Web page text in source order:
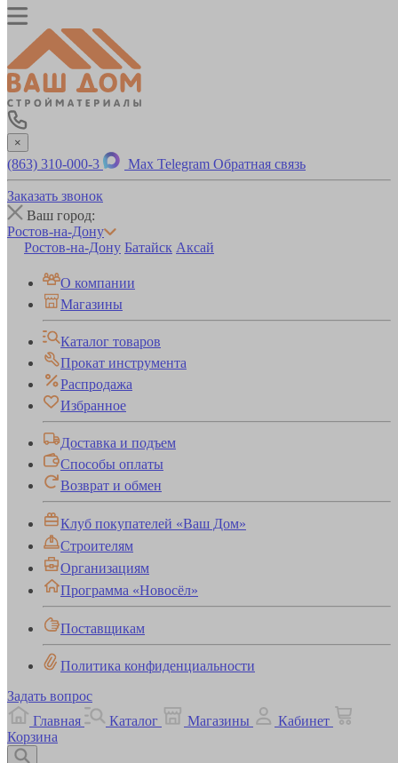
×
(863) 310-000-3 Max Telegram Обратная связь
Заказать звонок
Ваш город:
Ростов-на-Дону
Ростов-на-Дону Батайск Аксай
О компании
Магазины
Каталог товаров
Прокат инструмента
Распродажа
Избранное
Доставка и подъем
Способы оплаты
Возврат и обмен
Клуб покупателей «Ваш Дом»
Строителям
Организациям
Программа «Новосёл»
Поставщикам
Политика конфиденциальности
Задать вопрос
Главная
Каталог Магазины
Кабинет
Корзина